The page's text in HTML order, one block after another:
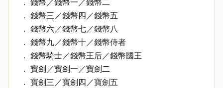
． 錢幣／錢幣一／錢幣二
． 錢幣三／錢幣四／錢幣五
． 錢幣六／錢幣七／錢幣八
． 錢幣九／錢幣十／錢幣侍者
． 錢幣騎士／錢幣王后／錢幣國王
． 寶劍／寶劍一／寶劍二
． 寶劍三／寶劍四／寶劍五